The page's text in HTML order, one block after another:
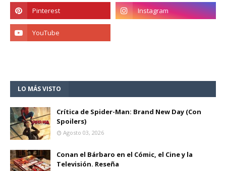
LO MÁS VISTO
Crítica de Spider-Man: Brand New Day (Con
Spoilers)
Agosto 03, 2026
Conan el Bárbaro en el Cómic, el Cine y la
Televisión. Reseña